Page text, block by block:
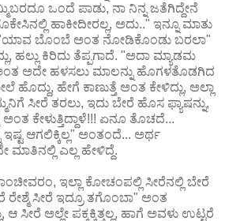
ಒಂದೆ ಪಾಡು, ನಾ ನಿನ್ನ ಜತೆಗಿದ್ದೇನೆ
ಹಾಕೀದೀರಲ್ಲ, ಅದು.." ಇನ್ನೂ ಮಾತು
"ಯಾವ ಬೊಂಬೆ ಅಂತ ನೋಡಿಕೊಂಡು ಬರಲಾ"
ಹಲ್ಲು ಕಿರಿದು ತೆಪ್ಪಗಾದೆ. "ಅದಾ ಮ್ಯಾಡಮ
ಅದೇ ಹಳಸಲು ಮಾಲನ್ನು ಹೊಗಳತೊಡಗಿದ
ಹೊದ್ದು, ಹೇಗೆ ಕಾಣುತ್ತೆ ಅಂತ ಕೇಳಿದ್ಲು, ಅಲ್ಲಾ
ಸೀರೆ ತರಲು, ಇದು ಬೇರೆ ಹೊಸ ಫ್ಯಾಷನ್ನು,
ಕೇಳುತ್ತಿದ್ದಾಳೆ!!! ಏನೂ ತೊಚದೆ...
ಇಷ್ಟ ಆಗಲಿಕ್ಕಿಲ್ಲ" ಅಂತಂದೆ... ಅರ್ಥ
ಮಾತಿನಲ್ಲಿ ಎಲ್ಲ ಹೇಳಿದ್ದೆ.
ಇಲ್ಲಾ ಕೋಚಂಪಲ್ಲಿ ಸೀರೆನಲ್ಲಿ ಬೇರೆ
ಸೀರೆ ಇದ್ರೂ ತಗೊಂಬಾ" ಅಂತ
ಆ ಸೀರೆ ಅಲ್ಲೇ ಪಕ್ಕಕ್ಕಿತ್ತಲ್ಲ, ಹಾಗೆ ಅವಳು ಉಟ್ಟರೆ